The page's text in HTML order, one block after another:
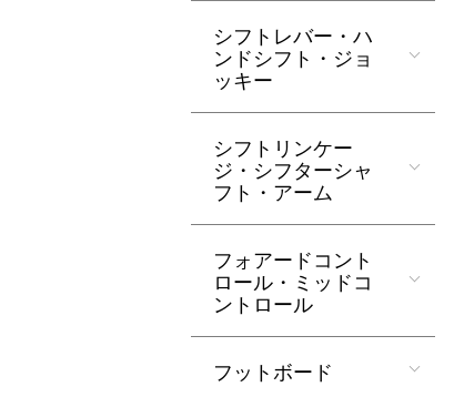
シフトレバー・ハ
ンドシフト・ジョ
ッキー
シフトリンケー
ジ・シフターシャ
フト・アーム
フォアードコント
ロール・ミッドコ
ントロール
フットボード